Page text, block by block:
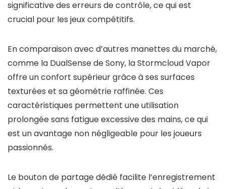
significative des erreurs de contrôle, ce qui est
crucial pour les jeux compétitifs.
En comparaison avec d’autres manettes du marché,
comme la DualSense de Sony, la Stormcloud Vapor
offre un confort supérieur grâce à ses surfaces
texturées et sa géométrie raffinée. Ces
caractéristiques permettent une utilisation
prolongée sans fatigue excessive des mains, ce qui
est un avantage non négligeable pour les joueurs
passionnés.
Le bouton de partage dédié facilite l’enregistrement